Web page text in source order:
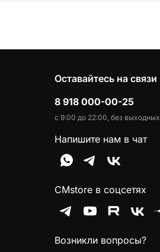
Оставайтесь на связи
8 918 000-00-25
с 9:00 до 22:00, без выходных
Напишите нам в чат
CMstore в соцсетях
Возникли вопросы?